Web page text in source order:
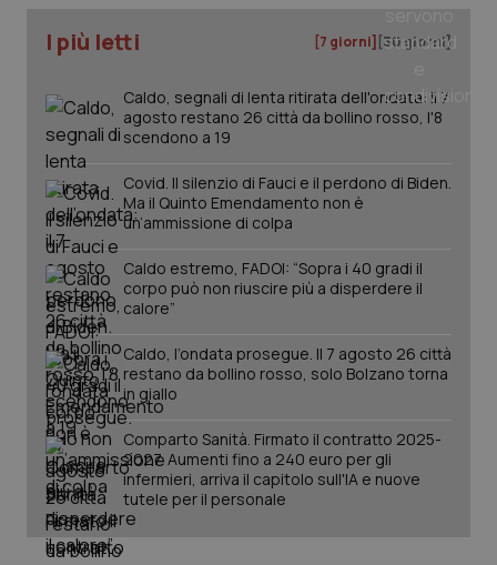
Salute orale & impianti
Tiroide
Tumore al seno
Tumore ovarico
Tumori del Polmone & Testa Collo
Tumori gastrointestinali
Ulcera & Reflusso
Vaccini
I più letti [7 giorni] [30 giorni]
Caldo, segnali di lenta ritirata dell'ondata: il 7
agosto restano 26 città da bollino rosso, l'8
scendono a 19
Covid. Il silenzio di Fauci e il perdono di Biden.
Ma il Quinto Emendamento non è
un’ammissione di colpa
Caldo estremo, FADOI: “Sopra i 40 gradi il
corpo può non riuscire più a disperdere il
calore”
Caldo, l’ondata prosegue. Il 7 agosto 26 città
restano da bollino rosso, solo Bolzano torna
in giallo
Comparto Sanità. Firmato il contratto 2025-
2027. Aumenti fino a 240 euro per gli
infermieri, arriva il capitolo sull'IA e nuove
tutele per il personale
CookieScriptConsent
CookieScript
www.quotidianosanita.it
tracking-sites-ironfish-
tracking-enable